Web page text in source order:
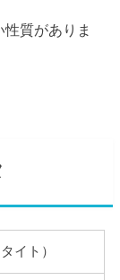
質がありま
イト）